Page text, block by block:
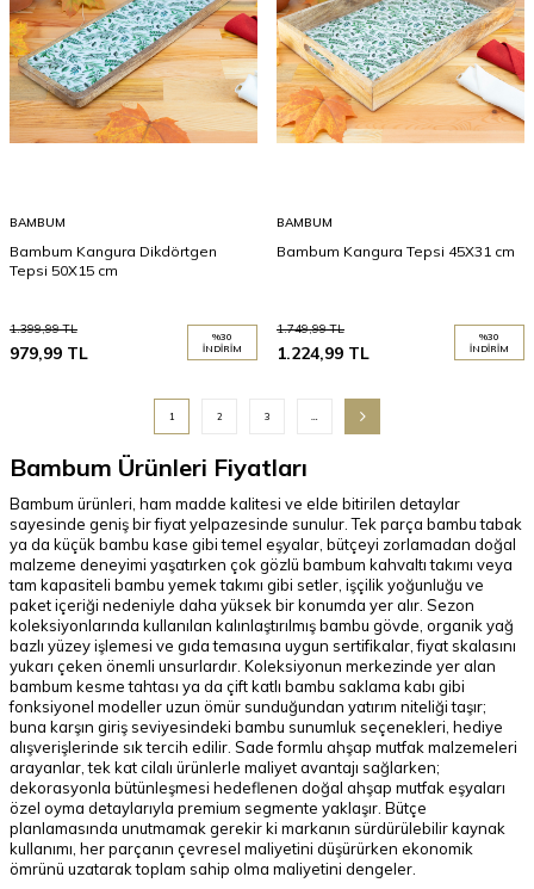
BAMBUM
Bambum Kangura Dikdörtgen
Tepsi 50X15 cm
1.399,99TL
979,99 TL
%30
İNDIRIM
BAMBUM
Bambum Kangura Tepsi 45X31 cm
1.749,99TL
1.224,99 TL
%30
İNDIRIM
1 2 3 …
Bambum Ürünleri Fiyatları
Bambum ürünleri, ham madde kalitesi ve elde bitirilen detaylar
sayesinde geniş bir fiyat yelpazesinde sunulur. Tek parça bambu tabak
ya da küçük bambu kase gibi temel eşyalar, bütçeyi zorlamadan doğal
malzeme deneyimi yaşatırken çok gözlü bambum kahvaltı takımı veya
tam kapasiteli bambu yemek takımı gibi setler, işçilik yoğunluğu ve
paket içeriği nedeniyle daha yüksek bir konumda yer alır. Sezon
koleksiyonlarında kullanılan kalınlaştırılmış bambu gövde, organik yağ
bazlı yüzey işlemesi ve gıda temasına uygun sertifikalar, fiyat skalasını
yukarı çeken önemli unsurlardır. Koleksiyonun merkezinde yer alan
bambum kesme tahtası ya da çift katlı bambu saklama kabı gibi
fonksiyonel modeller uzun ömür sunduğundan yatırım niteliği taşır;
buna karşın giriş seviyesindeki bambu sunumluk seçenekleri, hediye
alışverişlerinde sık tercih edilir. Sade formlu ahşap mutfak malzemeleri
arayanlar, tek kat cilalı ürünlerle maliyet avantajı sağlarken;
dekorasyonla bütünleşmesi hedeflenen doğal ahşap mutfak eşyaları
özel oyma detaylarıyla premium segmente yaklaşır. Bütçe
planlamasında unutmamak gerekir ki markanın sürdürülebilir kaynak
kullanımı, her parçanın çevresel maliyetini düşürürken ekonomik
ömrünü uzatarak toplam sahip olma maliyetini dengeler.